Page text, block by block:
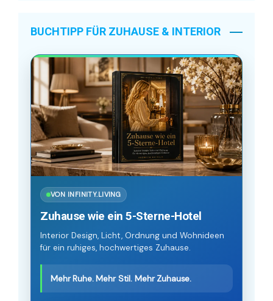
BUCHTIPP FÜR ZUHAUSE & INTERIOR
VON INFINITY.LIVING
Zuhause wie ein 5-Sterne-Hotel
Interior Design, Licht, Ordnung und Wohnideen
für ein ruhiges, hochwertiges Zuhause.
Mehr Ruhe. Mehr Stil. Mehr Zuhause.